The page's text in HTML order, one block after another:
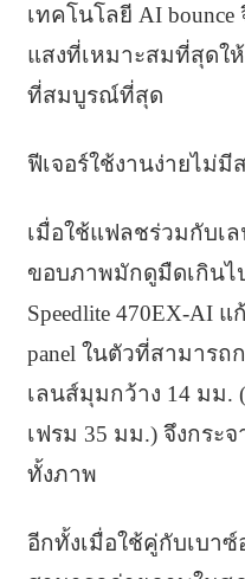
เทคโนโลยี AI
แสงที่เหมาะสมที่สุดใ
ที่สมบูรณ์ที่สุด
ฟีเจอร์ใช้งานง่ายไม่มี
เมื่อใช้แฟลชร่วมกับเ
ขอบภาพมักดูมืดเกินไป
Speedlite 470EX-AI
panel ในตัวที่สามารถ
เลนส์มุมกว้าง 14 มม.
เฟรม 35 มม.) จึงกระ
ทั้งภาพ
อีกทั้งเมื่อใช้คู่กับเบาซ์